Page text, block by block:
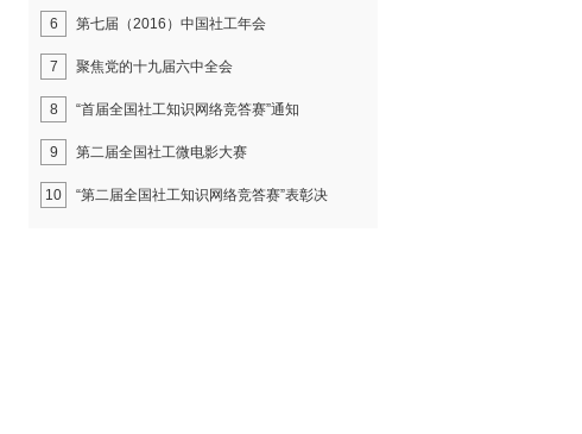
6 第七届（2016）中国社工年会
7 聚焦党的十九届六中全会
8 “首届全国社工知识网络竞答赛”通知
9 第二届全国社工微电影大赛
10 “第二届全国社工知识网络竞答赛”表彰决